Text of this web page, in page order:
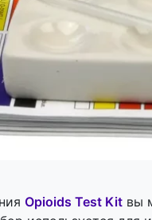
Opioids Test Kit вы